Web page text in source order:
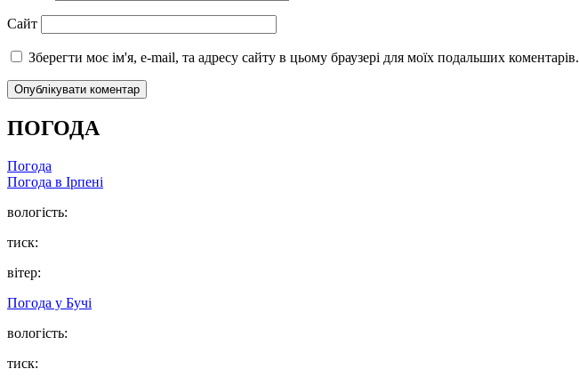
Сайт
Зберегти моє ім'я, e-mail, та адресу сайту в цьому браузері для моїх подальших коментарів.
ПОГОДА
Погода
Погода в Ірпені
вологість:
тиск:
вітер:
Погода у Бучі
вологість:
тиск: